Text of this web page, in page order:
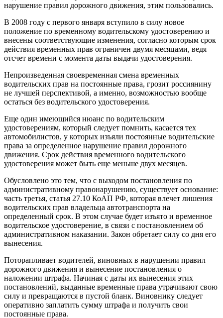
нарушение правил дорожного движения, этим пользовались.
В 2008 году с первого января вступило в силу новое
положение по временному водительскому удостоверению и
внесены соответствующие изменения, согласно которым срок
действия временных прав ограничен двумя месяцами, ведя
отсчет времени с момента даты выдачи удостоверения.
Непроизведенная своевременная смена временных
водительских прав на постоянные права, грозит россиянину
не лучшей перспективой, а именно, возможностью вообще
остаться без водительского удостоверения.
Еще один имеющийся нюанс по водительским
удостоверениям, который следует помнить, касается тех
автомобилистов, у которых изъяли постоянные водительские
права за определенное нарушение правил дорожного
движения. Срок действия временного водительского
удостоверения может быть еще меньше двух месяцев.
Обусловлено это тем, что с выходом постановления по
административному правонарушению, существует основание:
часть третья, статья 27.10 КоАП РФ, которая влечет лишения
водительских прав владельца автотранспорта на
определенный срок. В этом случае будет изъято и временное
водительское удостоверение, в связи с постановлением об
административном наказании. Закон обретает силу со дня его
вынесения.
Поторапливает водителей, виновных в нарушении правил
дорожного движения и вынесение постановления о
наложении штрафа. Начиная с даты их вынесения этих
постановлений, выданные временные права утрачивают свою
силу и превращаются в пустой бланк. Виновнику следует
оперативно заплатить сумму штрафа и получить свои
постоянные права.